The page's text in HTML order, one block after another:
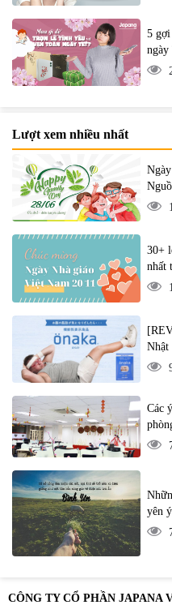
5
ngày
Lượt xem nhiều nhất
30+
nhất
Nhật
Các
yên
CÔNG TY CỔ PHẦN JAPANA